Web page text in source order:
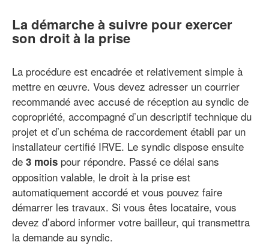
La démarche à suivre pour exercer
son droit à la prise
La procédure est encadrée et relativement simple à
mettre en œuvre. Vous devez adresser un courrier
recommandé avec accusé de réception au syndic de
copropriété, accompagné d’un descriptif technique du
projet et d’un schéma de raccordement établi par un
installateur certifié IRVE. Le syndic dispose ensuite
de 3 mois pour répondre. Passé ce délai sans
opposition valable, le droit à la prise est
automatiquement accordé et vous pouvez faire
démarrer les travaux. Si vous êtes locataire, vous
devez d’abord informer votre bailleur, qui transmettra
la demande au syndic.